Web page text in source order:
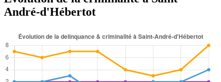
André-d'Hébertot